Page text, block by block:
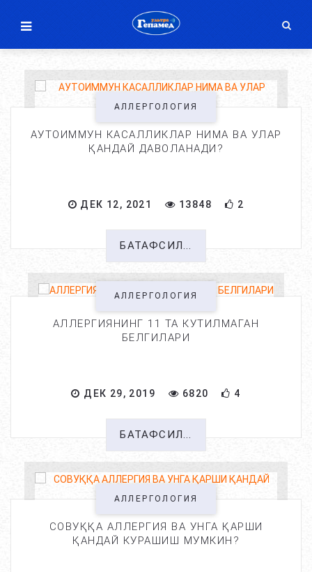
АЛЛЕРГОЛОГИЯ
АУТОИММУН КАСАЛЛИКЛАР НИМА ВА УЛАР
ҚАНДАЙ ДАВОЛАНАДИ?
ДЕК 12, 2021 13848 2
БАТАФСИЛ...
АЛЛЕРГОЛОГИЯ
АЛЛЕРГИЯНИНГ 11 ТА КУТИЛМАГАН
БЕЛГИЛАРИ
ДЕК 29, 2019 6820 4
БАТАФСИЛ...
АЛЛЕРГОЛОГИЯ
СОВУҚҚА АЛЛЕРГИЯ ВА УНГА ҚАРШИ
ҚАНДАЙ КУРАШИШ МУМКИН?